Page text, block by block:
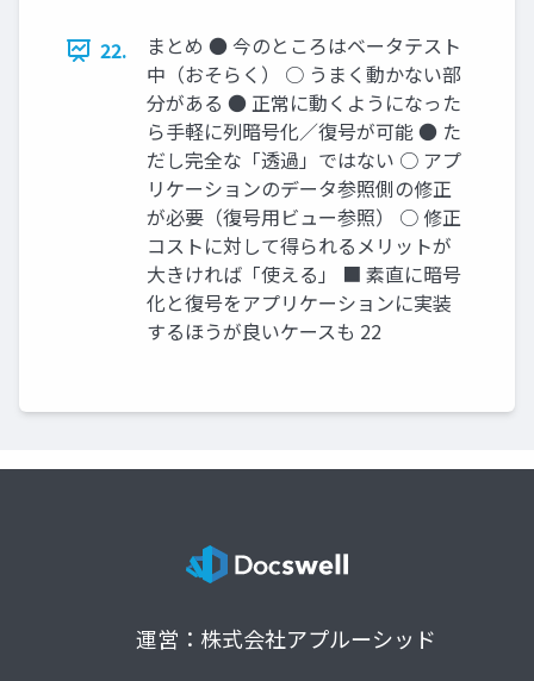
22.
まとめ ● 今のところはベータテスト
中（おそらく） ○ うまく動かない部
分がある ● 正常に動くようになった
ら手軽に列暗号化／復号が可能 ● た
だし完全な「透過」ではない ○ アプ
リケーションのデータ参照側の修正
が必要（復号用ビュー参照） ○ 修正
コストに対して得られるメリットが
大きければ「使える」 ■ 素直に暗号
化と復号をアプリケーションに実装
するほうが良いケースも 22
運営：株式会社アプルーシッド